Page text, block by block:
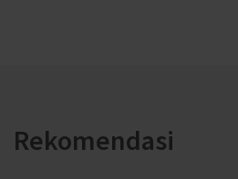
Rekomendasi